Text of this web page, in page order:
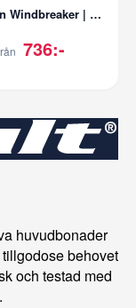
ADV Join Windbreaker | Dam
736:-
huvudbonader
behovet
och testad med